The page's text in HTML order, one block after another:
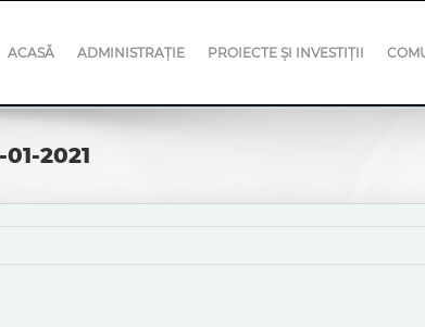
ACASĂ ADMINISTRAȚIE PROIECTE ȘI INVESTIȚII
2021